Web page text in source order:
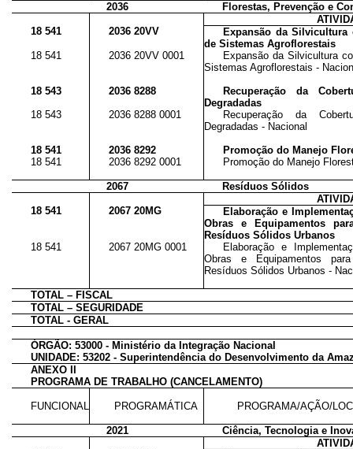
2036
Florestas, Prevenção e
18 541
2036 20VV
Expansão da Silvicultura
de Sistemas Agroflorestais
18 541
2036 20VV 0001
Expansão da Silvicultura
Sistemas Agroflorestais -
18 543
2036 8288
Recuperação da
Degradadas
18 543
2036 8288 0001
Recuperação da
Degradadas - Nacional
18 541
2036 8292
Promoção do Manejo
18 541
2036 8292 0001 Promoção do Manejo
2067
Resíduos Sólidos
18 541
2067 20MG
Elaboração e
Obras e Equipamentos
Resíduos Sólidos Urbanos
18 541
2067 20MG 0001
Elaboração e
Obras e Equipamentos
Resíduos Sólidos Urbanos -
TOTAL – FISCAL
TOTAL – SEGURIDADE
TOTAL - GERAL
ÓRGÃO: 53000 - Ministério da Integração Nacional
UNIDADE: 53202 - Superintendência do Desenvolvimento da
ANEXO II
PROGRAMA DE TRABALHO (CANCELAMENTO)
FUNCIONAL PROGRAMÁTICA PROGRAMA/AÇÃO/
2021
Ciência, Tecnologia e